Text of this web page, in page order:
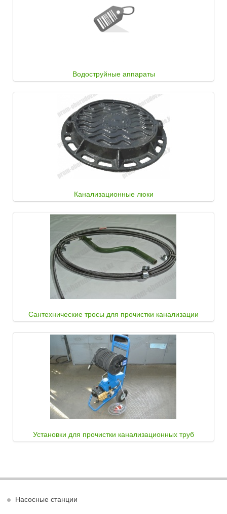
Водоструйные аппараты
Канализационные люки
Сантехнические тросы для прочистки канализации
Установки для прочистки канализационных труб
Насосные станции